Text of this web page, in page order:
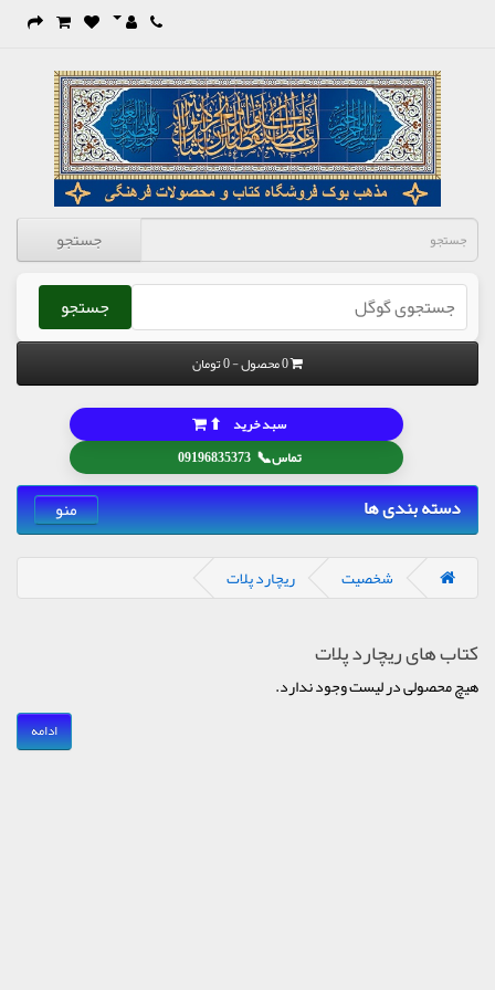
جستجو
جستجو
0 محصول - 0 تومان
تماس📞
09196835373
سبد خرید ⬆
دسته بندی ها منو
شخصیت ریچارد پلات
کتاب های ریچارد پلات
هیچ محصولی در لیست وجود ندارد.
ادامه